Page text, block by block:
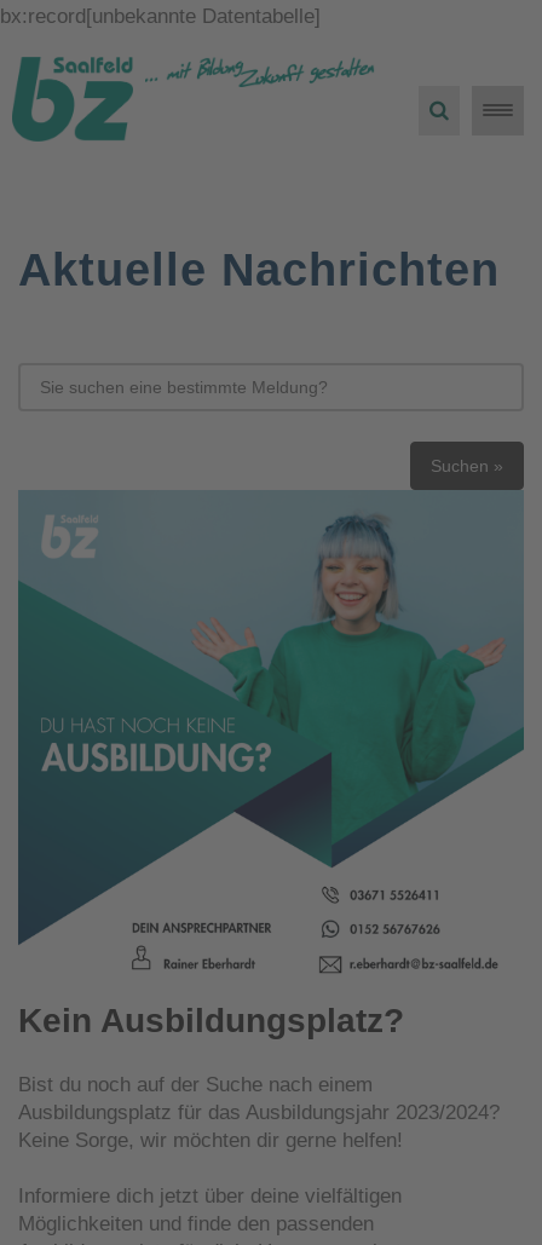
bx:record[unbekannte Datentabelle]
Toggle
Aktuelle Nachrichten
Suchen »
Kein Ausbildungsplatz?
Bist du noch auf der Suche nach einem
Ausbildungsplatz für das Ausbildungsjahr 2023/2024?
Keine Sorge, wir möchten dir gerne helfen!
Informiere dich jetzt über deine vielfältigen
Möglichkeiten und finde den passenden